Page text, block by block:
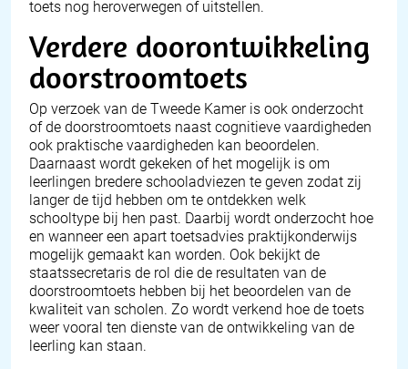
toets nog heroverwegen of uitstellen.
Verdere doorontwikkeling
doorstroomtoets
Op verzoek van de Tweede Kamer is ook onderzocht
of de doorstroomtoets naast cognitieve vaardigheden
ook praktische vaardigheden kan beoordelen.
Daarnaast wordt gekeken of het mogelijk is om
leerlingen bredere schooladviezen te geven zodat zij
langer de tijd hebben om te ontdekken welk
schooltype bij hen past. Daarbij wordt onderzocht hoe
en wanneer een apart toetsadvies praktijkonderwijs
mogelijk gemaakt kan worden. Ook bekijkt de
staatssecretaris de rol die de resultaten van de
doorstroomtoets hebben bij het beoordelen van de
kwaliteit van scholen. Zo wordt verkend hoe de toets
weer vooral ten dienste van de ontwikkeling van de
leerling kan staan.